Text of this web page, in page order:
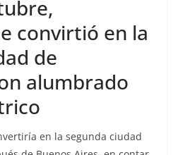
convirtió en la
de
alumbrado
en la segunda ciudad